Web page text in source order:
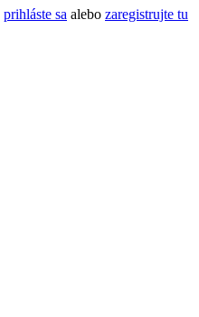
prihláste sa alebo zaregistrujte tu